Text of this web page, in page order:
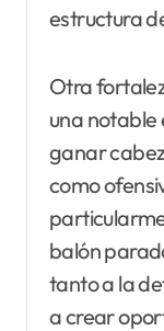
estructura
Otra
una notable
ganar
como
balón
tanto a la
a crear